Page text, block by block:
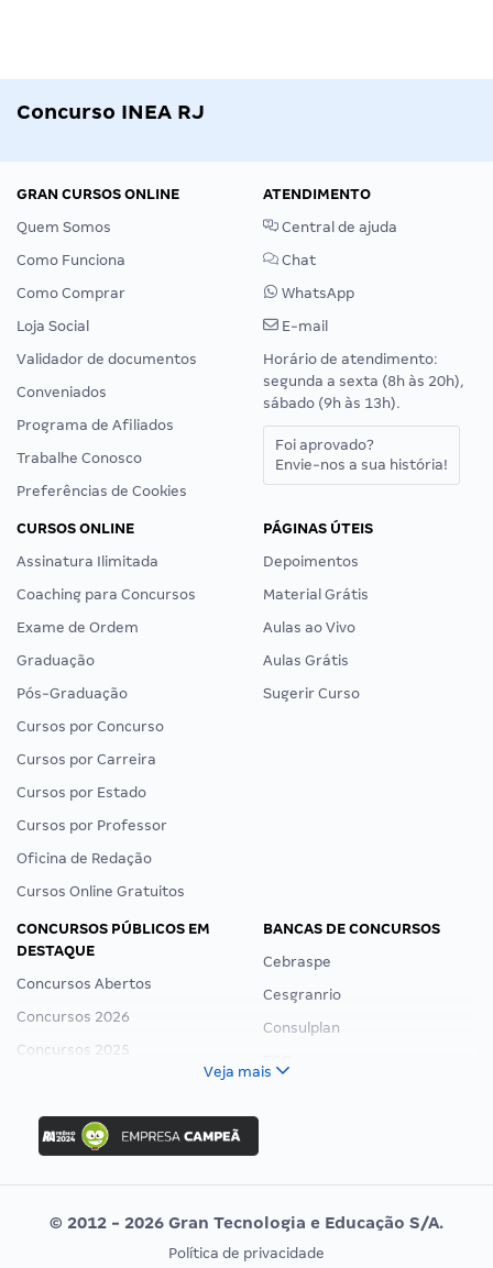
Concurso INEA RJ
GRAN CURSOS ONLINE
Quem Somos
Como Funciona
Como Comprar
Loja Social
Validador de documentos
Conveniados
Programa de Afiliados
Trabalhe Conosco
Preferências de Cookies
ATENDIMENTO
Central de ajuda
Chat
WhatsApp
E-mail
Horário de atendimento:
segunda a sexta (8h às 20h),
sábado (9h às 13h).
Foi aprovado?
Envie-nos a sua história!
CURSOS ONLINE
Assinatura Ilimitada
Coaching para Concursos
Exame de Ordem
Graduação
Pós-Graduação
Cursos por Concurso
Cursos por Carreira
Cursos por Estado
Cursos por Professor
Oficina de Redação
Cursos Online Gratuitos
PÁGINAS ÚTEIS
Depoimentos
Material Grátis
Aulas ao Vivo
Aulas Grátis
Sugerir Curso
CONCURSOS PÚBLICOS EM
DESTAQUE
Concursos Abertos
Concursos 2026
Concursos 2025
Concurso Nacional Unificado
Concurso Ibama
Concurso MPU
Editais publicados
BANCAS DE CONCURSOS
Cebraspe
Cesgranrio
Consulplan
Vunesp
CONCURSOS POR PROFISSÃO EXAME DE ORDEM
Veja mais
© 2012 - 2026 Gran Tecnologia e Educação S/A.
Política de privacidade